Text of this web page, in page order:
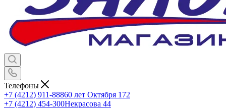
Телефоны
+7 (4212) 911-88860 лет Октября 172
+7 (4212) 454-300Некрасова 44